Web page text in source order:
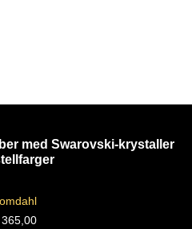
med Swarovski-krystaller
365,00